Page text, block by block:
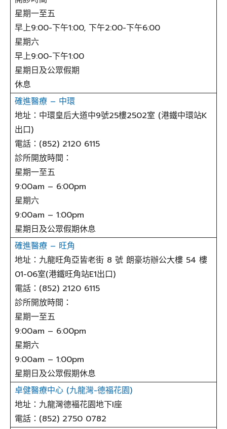
星期一至五
早上9:00-下午1:00, 下午2:00-下午6:00
星期六
早上9:00-下午1:00
星期日及公眾假期
休息
確進醫療 – 中環
地址：中環皇后大道中9號25樓2502室 (港鐵中環站K
出口)
電話：(852) 2120 6115
診所開放時間：
星期一至五
9:00am – 6:00pm
星期六
9:00am – 1:00pm
星期日及公眾假期休息
確進醫療 – 旺角
地址：九龍旺角亞皆老街 8 號 朗豪坊辦公大樓 54 樓
01-06室(港鐵旺角站E1出口)
電話：(852) 2120 6115
診所開放時間：
星期一至五
9:00am – 6:00pm
星期六
9:00am – 1:00pm
星期日及公眾假期休息
卓健醫療中心 (九龍灣-德福花園)
地址：九龍灣德褔花園地下I座
電話：(852) 2750 0782